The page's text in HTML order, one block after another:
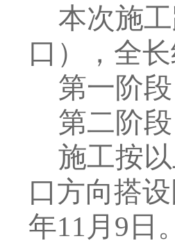
本次施
口），全
第一阶
第二阶
施工按
口方向搭
年11 月 9 日。